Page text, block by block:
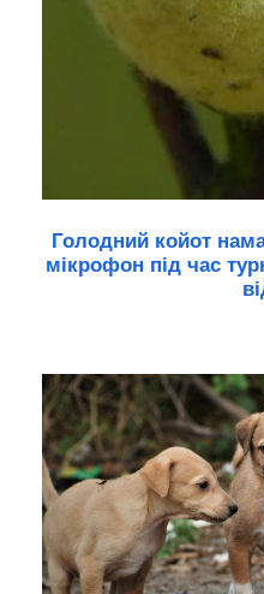
Голодний койот
мікрофон під час